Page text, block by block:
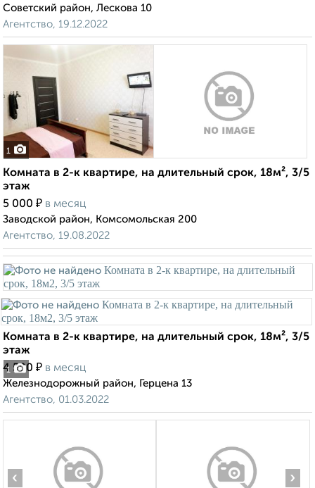
Советский район, Лескова 10
Агентство, 19.12.2022
1
Комната в 2-к квартире, на длительный срок, 18м², 3/5
этаж
5 000 ₽ в месяц
Заводской район, Комсомольская 200
Агентство, 19.08.2022
1
Комната в 2-к квартире, на длительный срок, 18м², 3/5
этаж
4 500 ₽ в месяц
Железнодорожный район, Герцена 13
Агентство, 01.03.2022
‹ ›